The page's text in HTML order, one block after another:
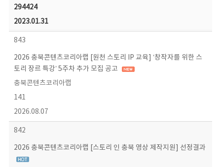
294424
2023.01.31
843
2026 충북콘텐츠코리아랩 [원천 스토리 IP 교육] ‘창작자를 위한 스
토리 장르 특강’ 5주차 추가 모집 공고
충북콘텐츠코리아랩
141
2026.08.07
842
2026 충북콘텐츠코리아랩 [스토리 인 충북 영상 제작지원] 선정결과